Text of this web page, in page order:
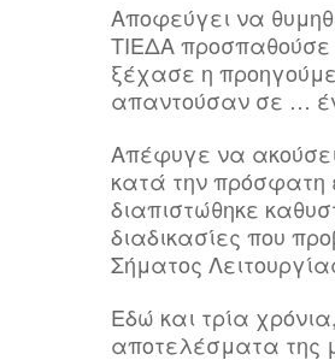
Αποφεύγει να
ΤΙΕΔΑ προσπαθούσε
ξέχασε η
απαντούσαν σε …
Απέφυγε να
κατά την πρόσφατη
διαπιστώθηκε
διαδικασίες που
Σήματος
Εδώ και τρία
αποτελέσματα της